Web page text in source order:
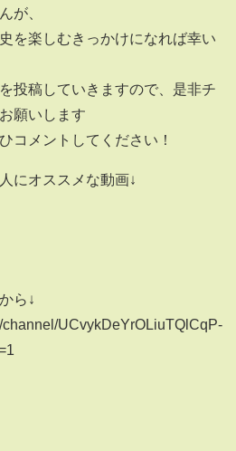
が、
を楽しむきっかけになれば幸い
投稿していきますので、是非チ
願いします
コメントしてください！
にオススメな動画↓
ら↓
channel/UCvykDeYrOLiuTQlCqP-